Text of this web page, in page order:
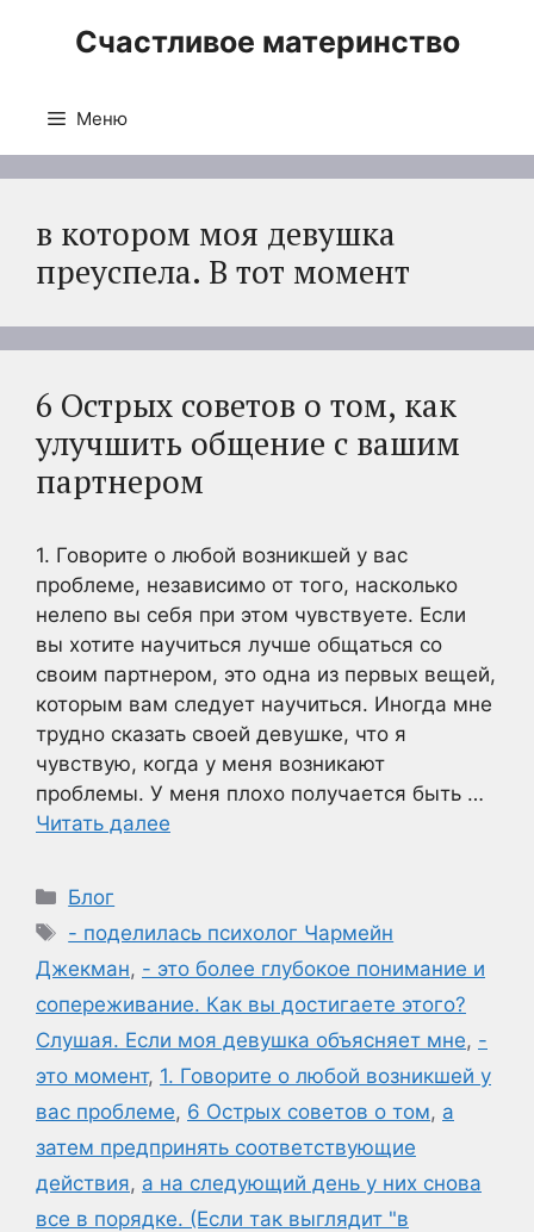
Счастливое материнство
Меню
в котором моя девушка
преуспела. В тот момент
6 Острых советов о том, как
улучшить общение с вашим
партнером
1. Говорите о любой возникшей у вас
проблеме, независимо от того, насколько
нелепо вы себя при этом чувствуете. Если
вы хотите научиться лучше общаться со
своим партнером, это одна из первых вещей,
которым вам следует научиться. Иногда мне
трудно сказать своей девушке, что я
чувствую, когда у меня возникают
проблемы. У меня плохо получается быть …
Читать далее
Рубрики
Блог
Метки
- поделилась психолог Чармейн
Джекман, - это более глубокое понимание и
сопереживание. Как вы достигаете этого?
Слушая. Если моя девушка объясняет мне, -
это момент, 1. Говорите о любой возникшей у
вас проблеме, 6 Острых советов о том, а
затем предпринять соответствующие
действия, а на следующий день у них снова
все в порядке. (Если так выглядит "в